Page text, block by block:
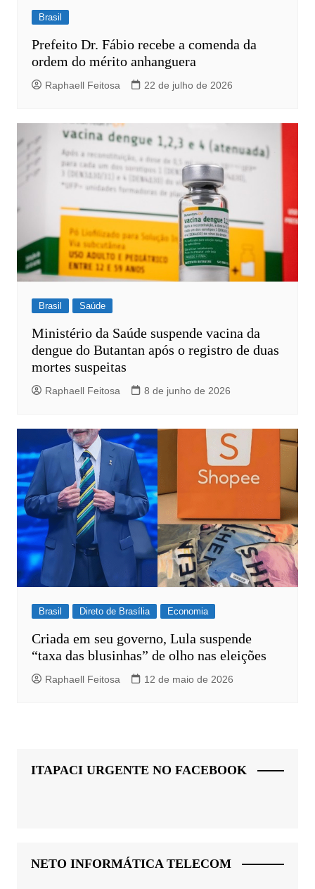
Brasil
Prefeito Dr. Fábio recebe a comenda da
ordem do mérito anhanguera
Raphaell Feitosa 22 de julho de 2026
Brasil Saúde
Ministério da Saúde suspende vacina da
dengue do Butantan após o registro de duas
mortes suspeitas
Raphaell Feitosa 8 de junho de 2026
Brasil Direto de Brasília Economia
Criada em seu governo, Lula suspende
“taxa das blusinhas” de olho nas eleições
Raphaell Feitosa 12 de maio de 2026
ITAPACI URGENTE NO FACEBOOK
NETO INFORMÁTICA TELECOM